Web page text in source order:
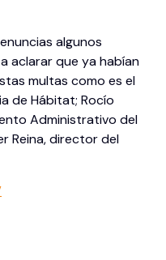
algunos
aclarar que ya habían
multas como es el
de Hábitat; Rocío
Administrativo del
Reina, director del